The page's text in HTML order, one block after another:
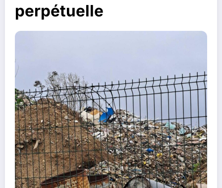
perpétuelle